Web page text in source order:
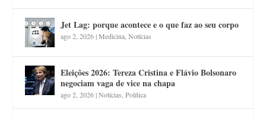
Jet Lag: porque acontece e o que faz ao seu corpo
ago 2, 2026|Medicina ,Notícias
Eleições 2026: Tereza Cristina e Flávio Bolsonaro
negociam vaga de vice na chapa
ago 2, 2026|Notícias ,Política